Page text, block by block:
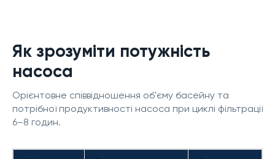
Як зрозуміти потужність
насоса
Орієнтовне співвідношення об'єму басейну та
потрібної продуктивності насоса при циклі фільтрації
6–8 годин.